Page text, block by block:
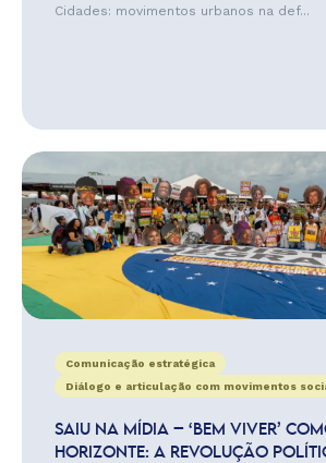
Cidades: movimentos urbanos na def...
Comunicação estratégica
Diálogo e articulação com movimentos
SAIU NA MÍDIA – ‘BEM VIVER’
HORIZONTE: A REVOLUÇÃO